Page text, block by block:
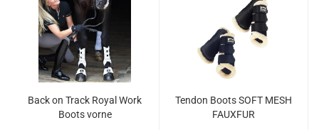
Back on Track Royal Work
Boots vorne
Tendon Boots SOFT MESH
FAUXFUR